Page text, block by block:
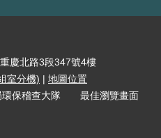
北路3段347號4樓
室分機) | 地圖位置
環保稽查大隊 最佳瀏覽畫面